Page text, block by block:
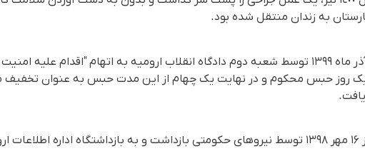
به زندان منتقل شده بود.
مسعود حاجی‌زاده در آذر ماه ۱۳۹۹ توسط شعبه دوم دادگاه انقلاب ارومیه به اتهام
نایب حاجی‌‌زاده، در روز ۱۶ مهر ۱۳۹۸ توسط نیروهای حکومتی بازداشت و به بازداشتگاه